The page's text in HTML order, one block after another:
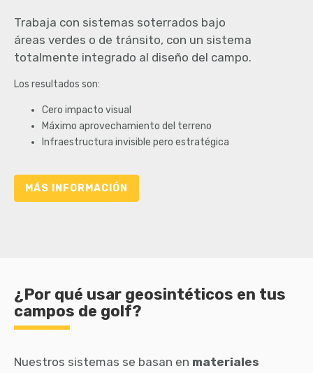
Trabaja con sistemas soterrados bajo
áreas verdes o de tránsito, con un sistema
totalmente integrado al diseño del campo.
Los resultados son:
Cero impacto visual
Máximo aprovechamiento del terreno
Infraestructura invisible pero estratégica
MÁS INFORMACIÓN
¿Por qué usar geosintéticos en tus
campos de golf?
Nuestros sistemas se basan en materiales